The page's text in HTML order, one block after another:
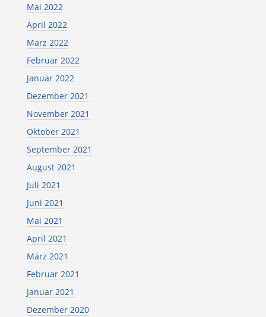
Mai 2022
April 2022
März 2022
Februar 2022
Januar 2022
Dezember 2021
November 2021
Oktober 2021
September 2021
August 2021
Juli 2021
Juni 2021
Mai 2021
April 2021
März 2021
Februar 2021
Januar 2021
Dezember 2020